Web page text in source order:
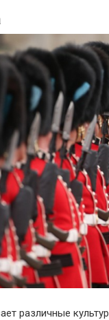
различные